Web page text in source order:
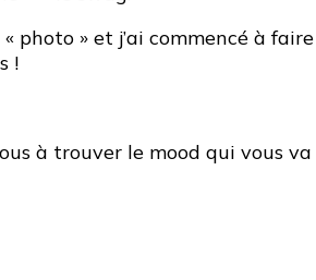
photo » et j’ai commencé à
!
à trouver le mood qui vous